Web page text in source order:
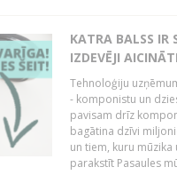
KATRA BALSS IR
IZDEVĒJI
Tehnoloģiju
- komponistu un
pavisam drīz
bagātina dzīvi
un tiem, kuru
parakstīt Pasaules